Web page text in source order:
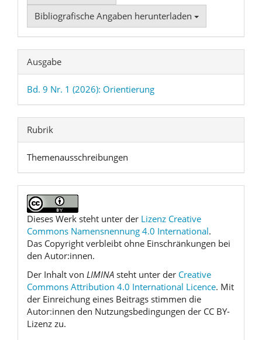
Bibliografische Angaben herunterladen
Ausgabe
Bd. 9 Nr. 1 (2026): Orientierung
Rubrik
Themenausschreibungen
Dieses Werk steht unter der Lizenz Creative
Commons Namensnennung 4.0 International.
Das Copyright verbleibt ohne Einschränkungen bei
den Autor:innen.
Der Inhalt von LIMINA steht unter der Creative
Commons Attribution 4.0 International Licence. Mit
der Einreichung eines Beitrags stimmen die
Autor:innen den Nutzungsbedingungen der CC BY-
Lizenz zu.